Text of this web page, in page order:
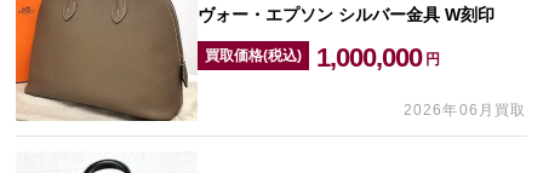
ヴォー・エプソン シルバー金具 W刻印
買取価格(税込) 1,000,000 円
2026年06月買取